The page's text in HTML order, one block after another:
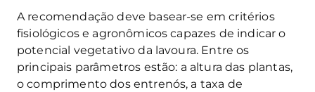
A recomendação deve basear-se em critérios
fisiológicos e agronômicos capazes de indicar o
potencial vegetativo da lavoura. Entre os
principais parâmetros estão: a altura das plantas,
o comprimento dos entrenós, a taxa de